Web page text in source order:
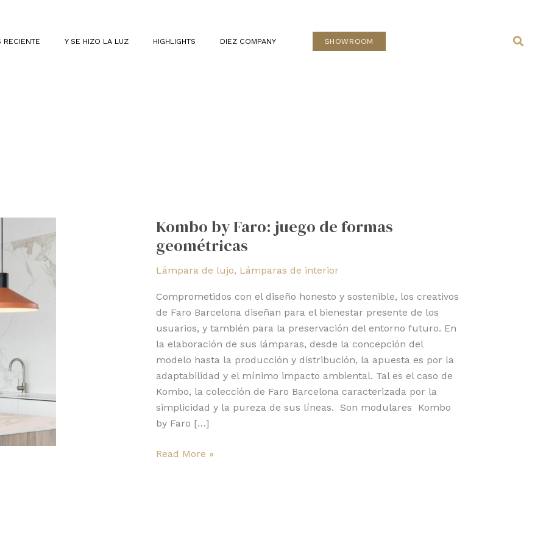
RECIENTE Y SE HIZO LA LUZ HIGHLIGHTS DIEZ COMPANY SHOWROOM
Kombo by Faro: juego de formas
geométricas
Lámpara de lujo, Lámparas de interior
Comprometidos con el diseño honesto y sostenible, los creativos
de Faro Barcelona diseñan para el bienestar presente de los
usuarios, y también para la preservación del entorno futuro. En
la elaboración de sus lámparas, desde la concepción del
modelo hasta la producción y distribución, la apuesta es por la
adaptabilidad y el mínimo impacto ambiental. Tal es el caso de
Kombo, la colección de Faro Barcelona caracterizada por la
simplicidad y la pureza de sus líneas. Son modulares Kombo
by Faro […]
Faro:
juego
de
formas
Read More »